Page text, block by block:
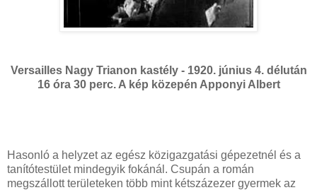
Versailles Nagy Trianon kastély - 1920. június 4. délután
16 óra 30 perc. A kép közepén Apponyi Albert
Hasonló a helyzet az egész közigazgatási gépezetnél és a
tanítótestület mindegyik fokánál. Csupán a román
megszállott területeken több mint kétszázezer gyermek az